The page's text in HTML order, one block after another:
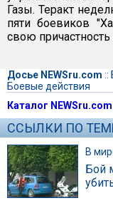
Газы. Теракт
пяти боевиков
свою
Досье NEWSru.com ::
Боевые действия
Каталог NEWSru.com
ССЫЛКИ ПО
В
Бой